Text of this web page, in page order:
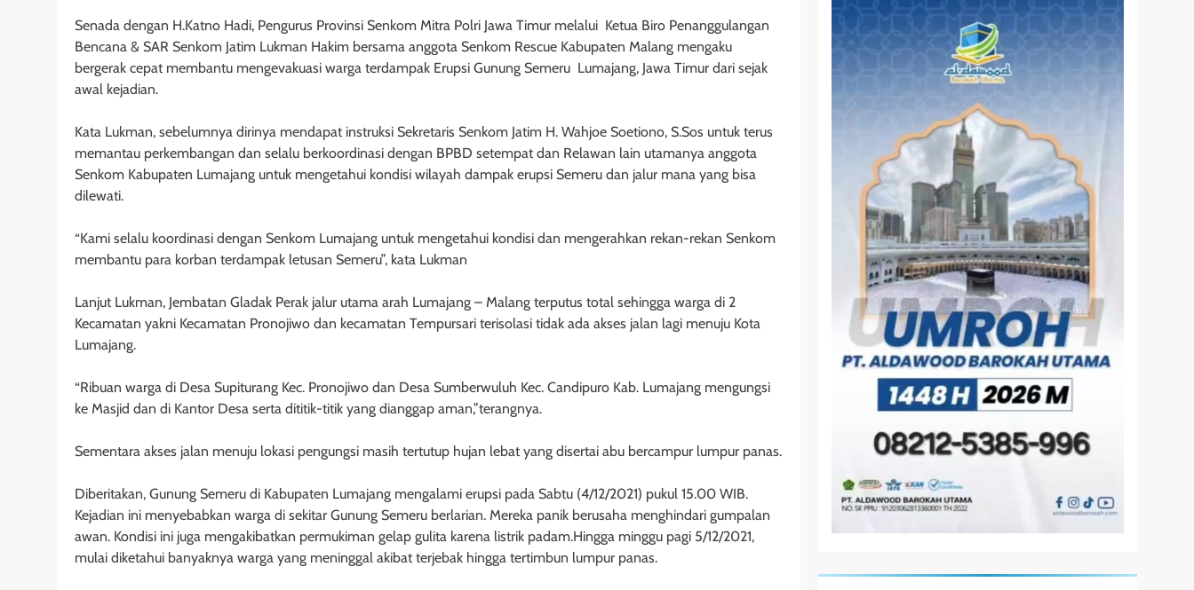
Senada dengan H.Katno Hadi, Pengurus Provinsi Senkom Mitra Polri Jawa Timur melalui Ketua Biro Penanggulangan
Bencana & SAR Senkom Jatim Lukman Hakim bersama anggota Senkom Rescue Kabupaten Malang mengaku
bergerak cepat membantu mengevakuasi warga terdampak Erupsi Gunung Semeru Lumajang, Jawa Timur dari sejak
awal kejadian.
Kata Lukman, sebelumnya dirinya mendapat instruksi Sekretaris Senkom Jatim H. Wahjoe Soetiono, S.Sos untuk terus
memantau perkembangan dan selalu berkoordinasi dengan BPBD setempat dan Relawan lain utamanya anggota
Senkom Kabupaten Lumajang untuk mengetahui kondisi wilayah dampak erupsi Semeru dan jalur mana yang bisa
dilewati.
“Kami selalu koordinasi dengan Senkom Lumajang untuk mengetahui kondisi dan mengerahkan rekan-rekan Senkom
membantu para korban terdampak letusan Semeru”, kata Lukman
Lanjut Lukman, Jembatan Gladak Perak jalur utama arah Lumajang – Malang terputus total sehingga warga di 2
Kecamatan yakni Kecamatan Pronojiwo dan kecamatan Tempursari terisolasi tidak ada akses jalan lagi menuju Kota
Lumajang.
“Ribuan warga di Desa Supiturang Kec. Pronojiwo dan Desa Sumberwuluh Kec. Candipuro Kab. Lumajang mengungsi
ke Masjid dan di Kantor Desa serta dititik-titik yang dianggap aman,”terangnya.
Sementara akses jalan menuju lokasi pengungsi masih tertutup hujan lebat yang disertai abu bercampur lumpur panas.
Diberitakan, Gunung Semeru di Kabupaten Lumajang mengalami erupsi pada Sabtu (4/12/2021) pukul 15.00 WIB.
Kejadian ini menyebabkan warga di sekitar Gunung Semeru berlarian. Mereka panik berusaha menghindari gumpalan
awan. Kondisi ini juga mengakibatkan permukiman gelap gulita karena listrik padam.Hingga minggu pagi 5/12/2021,
mulai diketahui banyaknya warga yang meninggal akibat terjebak hingga tertimbun lumpur panas.